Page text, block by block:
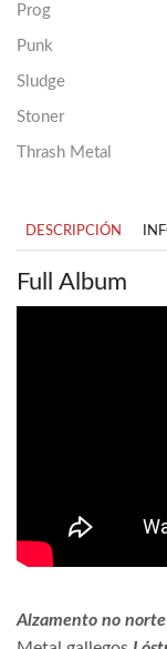
Prog
Punk
Sludge
Stoner
Thrash Metal
DESCRIPCIÓN
Full Album
Alzamento no norte